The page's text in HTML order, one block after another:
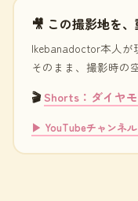
🎥 この撮影地を、
Ikebanadoctor本人
そのまま、撮影時の
🎬 Shorts：ダイヤ
▶ YouTubeチャンネ